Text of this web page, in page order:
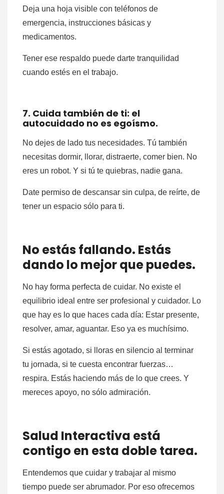
Deja una hoja visible con teléfonos de
emergencia, instrucciones básicas y
medicamentos.
Tener ese respaldo puede darte tranquilidad
cuando estés en el trabajo.
7. Cuida también de ti: el
autocuidado no es egoísmo.
No dejes de lado tus necesidades. Tú también
necesitas dormir, llorar, distraerte, comer bien. No
eres un robot. Y si tú te quiebras, nadie gana.
Date permiso de descansar sin culpa, de reírte, de
tener un espacio sólo para ti.
No estás fallando. Estás
dando lo mejor que puedes.
No hay forma perfecta de cuidar. No existe el
equilibrio ideal entre ser profesional y cuidador. Lo
que hay es lo que haces cada día: Estar presente,
resolver, amar, aguantar. Eso ya es muchísimo.
Si estás agotado, si lloras en silencio al terminar
tu jornada, si te cuesta encontrar fuerzas…
respira. Estás haciendo más de lo que crees. Y
mereces apoyo, no sólo admiración.
Salud Interactiva está
contigo en esta doble tarea.
Entendemos que cuidar y trabajar al mismo
tiempo puede ser abrumador. Por eso ofrecemos